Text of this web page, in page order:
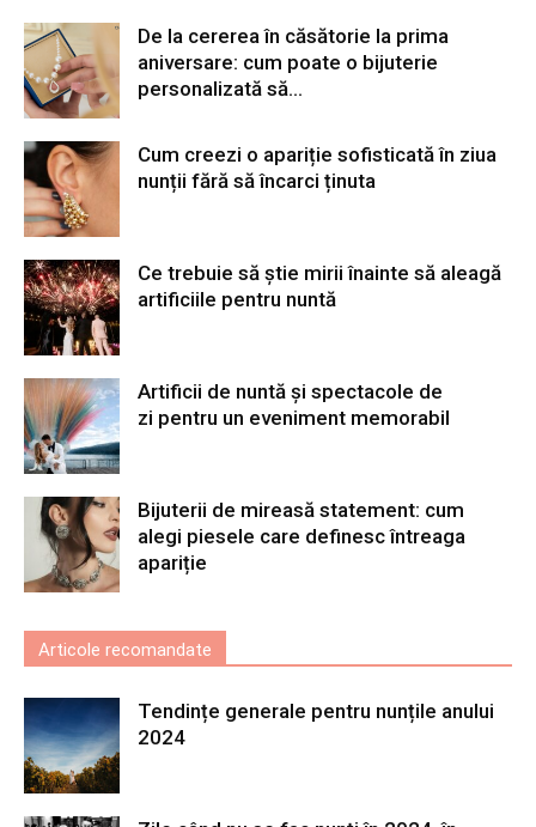
De la cererea în căsătorie la prima
aniversare: cum poate o bijuterie
personalizată să...
Cum creezi o apariție sofisticată în ziua
nunții fără să încarci ținuta
Ce trebuie să știe mirii înainte să aleagă
artificiile pentru nuntă
Artificii de nuntă și spectacole de
zi pentru un eveniment memorabil
Bijuterii de mireasă statement: cum
alegi piesele care definesc întreaga
apariție
Articole recomandate
Tendințe generale pentru nunțile anului
2024